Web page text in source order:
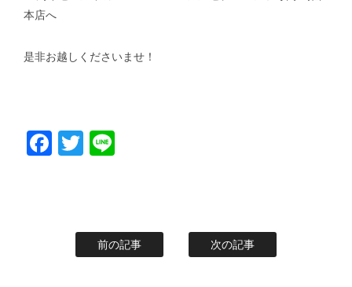
本店へ
是非お越しくださいませ！
Facebook
Twitter
前の記事 次の記事